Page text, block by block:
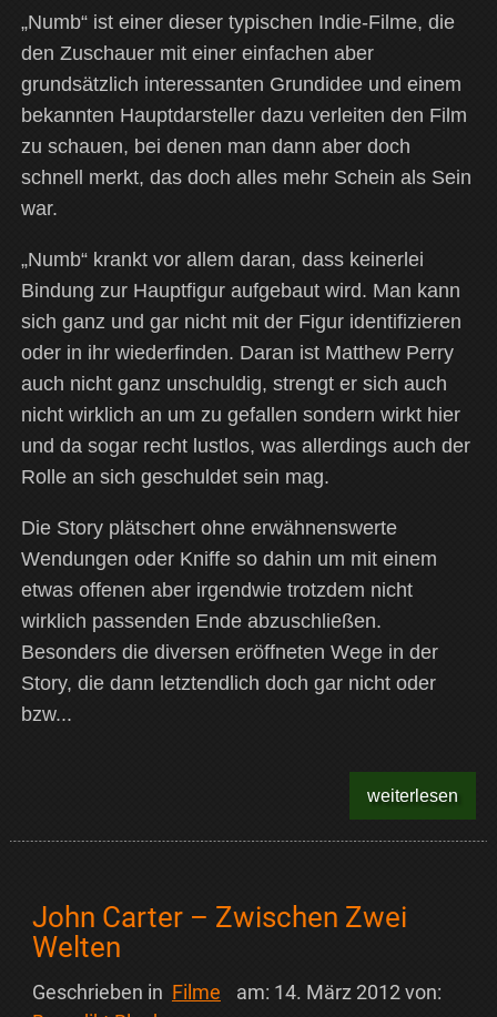
„Numb“ ist einer dieser typischen Indie-Filme, die
den Zuschauer mit einer einfachen aber
grundsätzlich interessanten Grundidee und einem
bekannten Hauptdarsteller dazu verleiten den Film
zu schauen, bei denen man dann aber doch
schnell merkt, das doch alles mehr Schein als Sein
war.
„Numb“ krankt vor allem daran, dass keinerlei
Bindung zur Hauptfigur aufgebaut wird. Man kann
sich ganz und gar nicht mit der Figur identifizieren
oder in ihr wiederfinden. Daran ist Matthew Perry
auch nicht ganz unschuldig, strengt er sich auch
nicht wirklich an um zu gefallen sondern wirkt hier
und da sogar recht lustlos, was allerdings auch der
Rolle an sich geschuldet sein mag.
Die Story plätschert ohne erwähnenswerte
Wendungen oder Kniffe so dahin um mit einem
etwas offenen aber irgendwie trotzdem nicht
wirklich passenden Ende abzuschließen.
Besonders die diversen eröffneten Wege in der
Story, die dann letztendlich doch gar nicht oder
bzw...
weiterlesen
John Carter – Zwischen Zwei
Welten
Geschrieben in Filme am: 14. März 2012von: